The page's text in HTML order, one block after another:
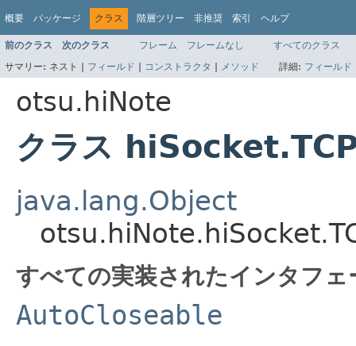
概要 パッケージ クラス 階層ツリー 非推奨 索引 ヘルプ
前のクラス 次のクラス フレーム フレームなし
すべてのクラス
サマリー: ネスト | フィールド | コンストラクタ | メソッド 詳細: フィールド
otsu.hiNote
クラス
java.lang.Object
すべての実装されたインタフ
AutoCloseable